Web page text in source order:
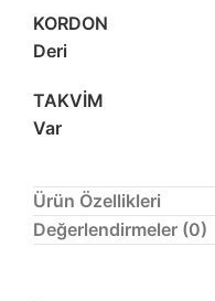
KORDON
Deri
TAKVİM
Var
Ürün Özellikleri
Değerlendirmeler (0)